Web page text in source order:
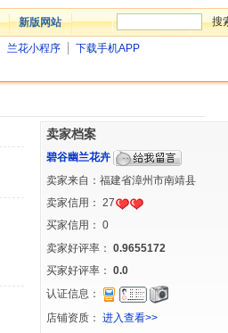
新版网站
兰花小程序
下载手机APP
卖家档案
碧谷幽兰花卉
卖家来自：福建省漳州市南靖县
卖家信用： 27
买家信用： 0
卖家好评率： 0.9655172
买家好评率： 0.0
认证信息：
店铺资质： 进入查看>>